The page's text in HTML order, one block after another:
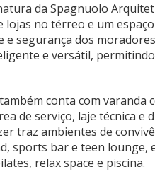
da Spagnuolo
lojas no térreo e um
e segurança dos
e versátil,
conta com varanda
de serviço, laje técnica e
traz ambientes de
sports bar e teen lounge,
relax space e piscina.